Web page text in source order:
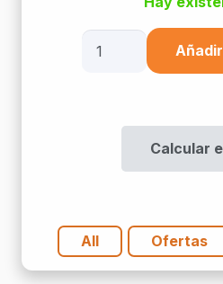
Convencional
Calcular
All Ofertas